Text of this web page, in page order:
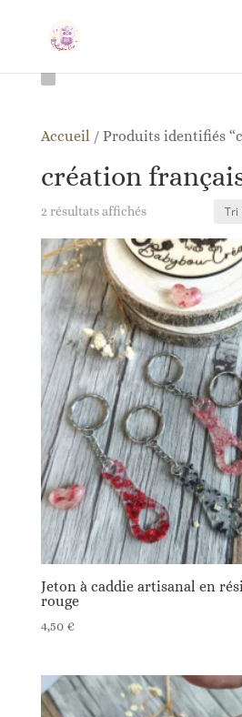
Accueil / Produits identifiés
création
2 résultats affichésTrié
plus
récent
au
plus
ancien
Jeton à caddie artisanal en
rouge
4,50 €